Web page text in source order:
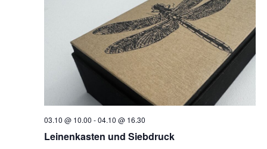
Leinenkasten und Siebdruck
03.10 @ 10.00 -04.10 @ 16.30